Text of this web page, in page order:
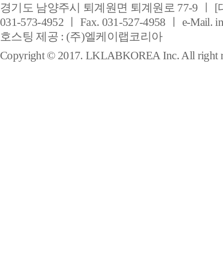
경기도 남양주시 퇴계원면 퇴계원로 77-9 ㅣ [
031-573-4952 ㅣ Fax. 031-527-4958 ㅣ e-Mail.
호스팅 제공 : (주)엘케이랩코리아
Copyright © 2017. LKLABKOREA Inc. All right